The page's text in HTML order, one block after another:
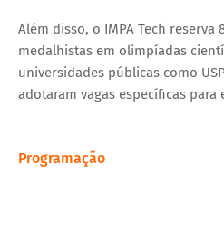
Além disso, o IMPA Tech reserva
medalhistas em olimpíadas
universidades públicas como
adotaram vagas específicas para
Programação